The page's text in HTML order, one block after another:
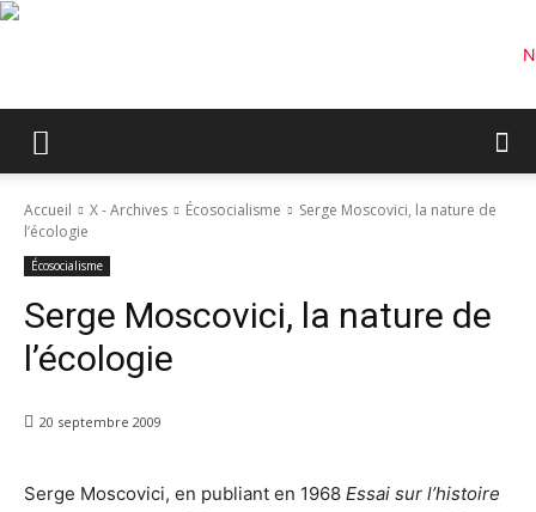
Accueil X - Archives Écosocialisme
Serge Moscovici, la nature de
l’écologie
Écosocialisme
Serge Moscovici, la nature de
l’écologie
20 septembre 2009
Serge Moscovici, en publiant en 1968 Essai sur l’histoire